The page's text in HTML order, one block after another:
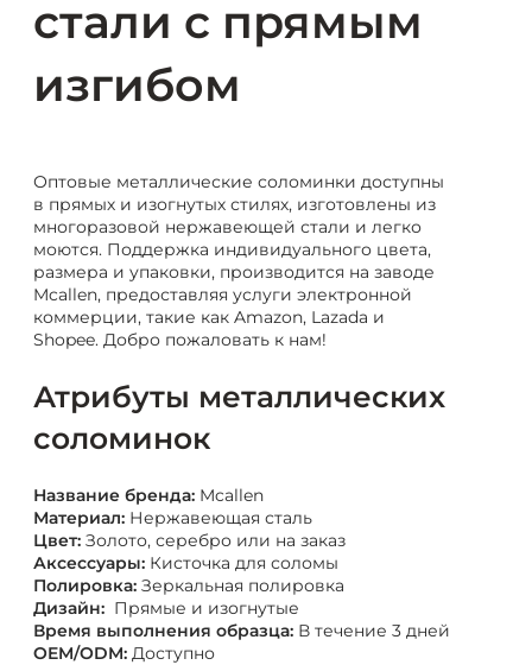
стали с прямым
изгибом
Оптовые металлические соломинки доступны
в прямых и изогнутых стилях, изготовлены из
многоразовой нержавеющей стали и легко
моются. Поддержка индивидуального цвета,
размера и упаковки, производится на заводе
Mcallen, предоставляя услуги электронной
коммерции, такие как Amazon, Lazada и
Shopee. Добро пожаловать к нам!
Атрибуты металлических
соломинок
Название бренда: Mcallen
Материал: Нержавеющая сталь
Цвет: Золото, серебро или на заказ
Аксессуары: Кисточка для соломы
Полировка: Зеркальная полировка
Дизайн: Прямые и изогнутые
Время выполнения образца: В течение 3 дней
OEM/ODM: Доступно